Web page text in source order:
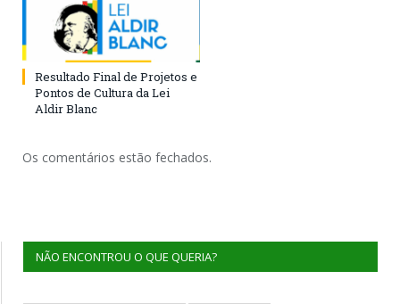
Resultado Final de Projetos e
Pontos de Cultura da Lei
Aldir Blanc
Os comentários estão fechados.
NÃO ENCONTROU O QUE QUERIA?